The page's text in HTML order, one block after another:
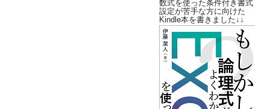
数式を使った条件付き書式
設定が苦手な方に向けた
Kindle本を書きました↓↓